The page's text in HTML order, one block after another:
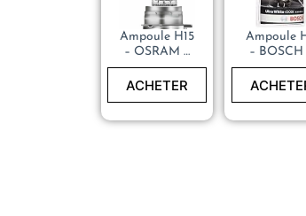
Ampoule H15
– OSRAM –
64176
ACHETER
Ampoule
– BOSCH
Pure
lampe de